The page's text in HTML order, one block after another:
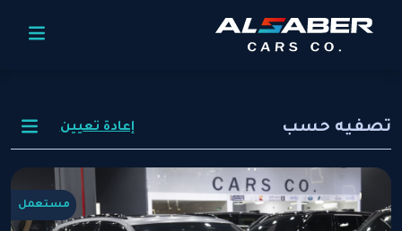
تصفيه حسب إعادة تعيين
مستعمل